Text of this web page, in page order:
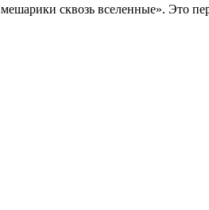
сквозь вселенные». Это